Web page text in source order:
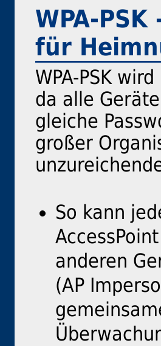
WPA-
für
WPA-PSK
da alle
gleiche
großer
So kann
anderen
(AP